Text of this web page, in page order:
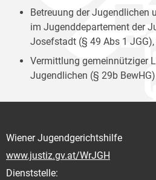
Betreuung der Jugendlichen
im Jugenddepartement der
Josefstadt (§ 49 Abs 1 JGG),
Vermittlung gemeinnütziger
Jugendlichen (§ 29b
Wiener Jugendgerichtshilfe
www.justiz.gv.at/WrJGH
Dienststelle: